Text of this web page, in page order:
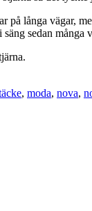
långa vägar,
sedan många
, moda, nova,